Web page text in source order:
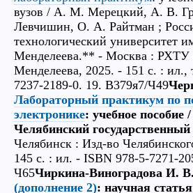
вузов / А. М. Мерецкий, А. В.
Левчишин, О. А. Райтман ;
технологический университет
Менделеева.** - Москва :
Менделеева, 2025. - 151 с. : ил.,
7237-2189-0. 19. В379я7/Ч49
Лабораторный практикум по
электронике: учебное
Челябинский государственный
Челябинск : Изд-во
145 с. : ил. - ISBN 978-5-7271-
Ч65Чиркина-Виноградова И. В.
(дополнение 2): научная